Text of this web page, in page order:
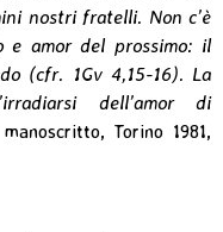
nostri fratelli. Non c’è
e amor del prossimo: il
(cfr. 1Gv 4,15-16). La
dell’amor di
Torino 1981,